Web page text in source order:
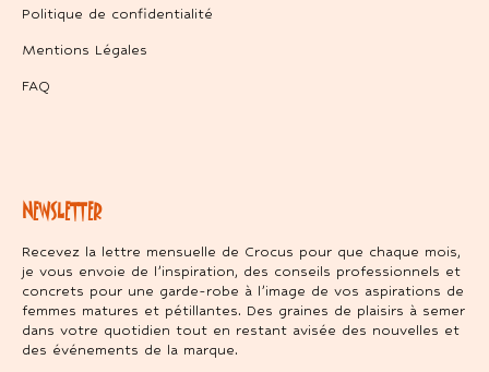
Politique de confidentialité
Mentions Légales
FAQ
NEWSLETTER
Recevez la lettre mensuelle de Crocus pour que chaque mois,
je vous envoie de l’inspiration, des conseils professionnels et
concrets pour une garde-robe à l’image de vos aspirations de
femmes matures et pétillantes. Des graines de plaisirs à semer
dans votre quotidien tout en restant avisée des nouvelles et
des événements de la marque.